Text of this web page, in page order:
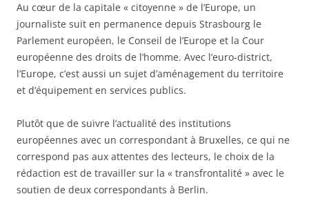
Au cœur de la capitale « citoyenne » de l’Europe, un
journaliste suit en permanence depuis Strasbourg le
Parlement européen, le Conseil de l’Europe et la Cour
européenne des droits de l’homme. Avec l’euro-district,
l’Europe, c’est aussi un sujet d’aménagement du territoire
et d’équipement en services publics.
Plutôt que de suivre l’actualité des institutions
européennes avec un correspondant à Bruxelles, ce qui ne
correspond pas aux attentes des lecteurs, le choix de la
rédaction est de travailler sur la « transfrontalité » avec le
soutien de deux correspondants à Berlin.